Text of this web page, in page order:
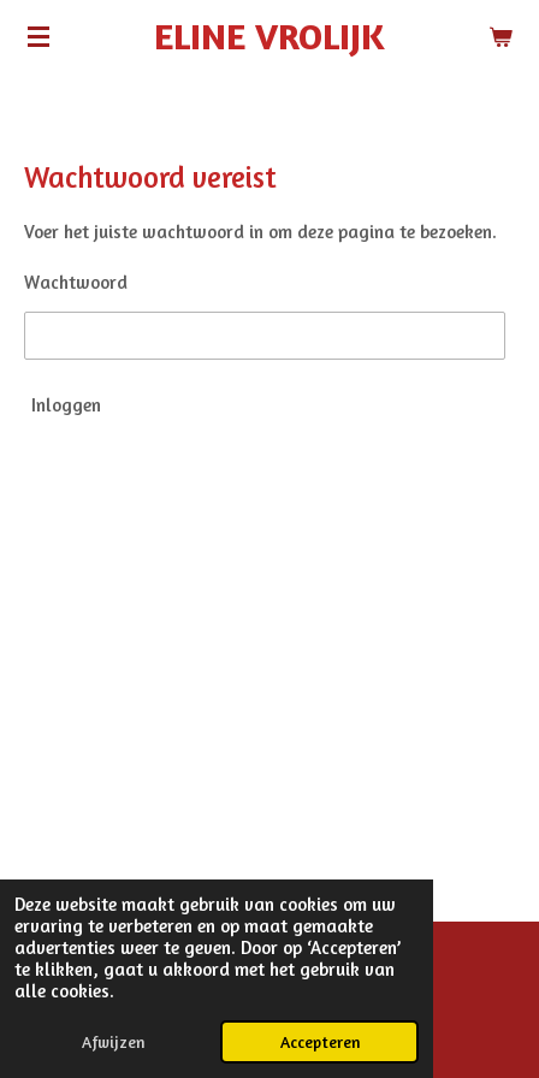
Deze website maakt gebruik van cookies om uw
ervaring te verbeteren en op maat gemaakte
advertenties weer te geven. Door op ‘Accepteren’
te klikken, gaat u akkoord met het gebruik van
alle cookies.
Afwijzen Accepteren
Ga
ELINE VROLIJK
Wachtwoord vereist
Voer het juiste wachtwoord in om deze pagina te bezoeken.
Wachtwoord
Inloggen
© 2025 - 2026 Eline Vrolijk